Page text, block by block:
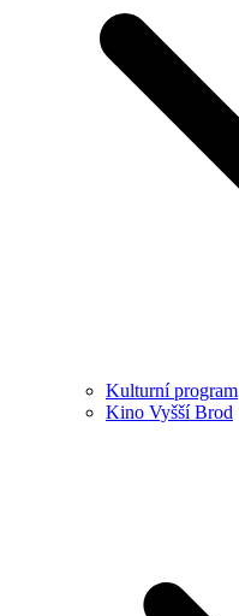
Kulturní program
Kino Vyšší Brod